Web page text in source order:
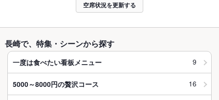
空席状況を更新する
長崎で、特集・シーンから探す
一度は食べたい看板メニュー 9
5000～8000円の贅沢コース 16